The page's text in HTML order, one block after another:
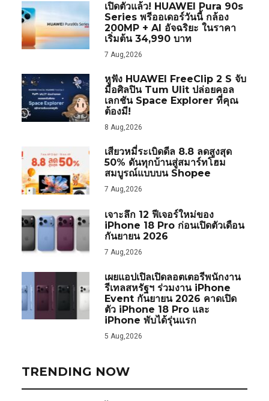
เปิดตัวแล้ว! HUAWEI Pura 90s
Series พรีออเดอร์วันนี้ กล้อง
200MP + AI อัจฉริยะ ในราคา
เริ่มต้น 34,990 บาท
7 Aug,2026
หูฟัง HUAWEI FreeClip 2 S จับ
มือศิลปิน Tum Ulit ปล่อยคอล
เลกชัน Space Explorer ที่คุณ
ต้องมี!
8 Aug,2026
เสียวหมี่ระเบิดดีล 8.8 ลดสูงสุด
50% ดันทุกบ้านสู่สมาร์ทโฮม
สมบูรณ์แบบบน Shopee
7 Aug,2026
เจาะลึก 12 ฟีเจอร์ใหม่ของ
iPhone 18 Pro ก่อนเปิดตัวเดือน
กันยายน 2026
7 Aug,2026
เผยแอปเปิลเปิดลอตเตอรีพนักงาน
รีเทลสหรัฐฯ ร่วมงาน iPhone
Event กันยายน 2026 คาดเปิด
ตัว iPhone 18 Pro และ
iPhone พับได้รุ่นแรก
5 Aug,2026
TRENDING NOW